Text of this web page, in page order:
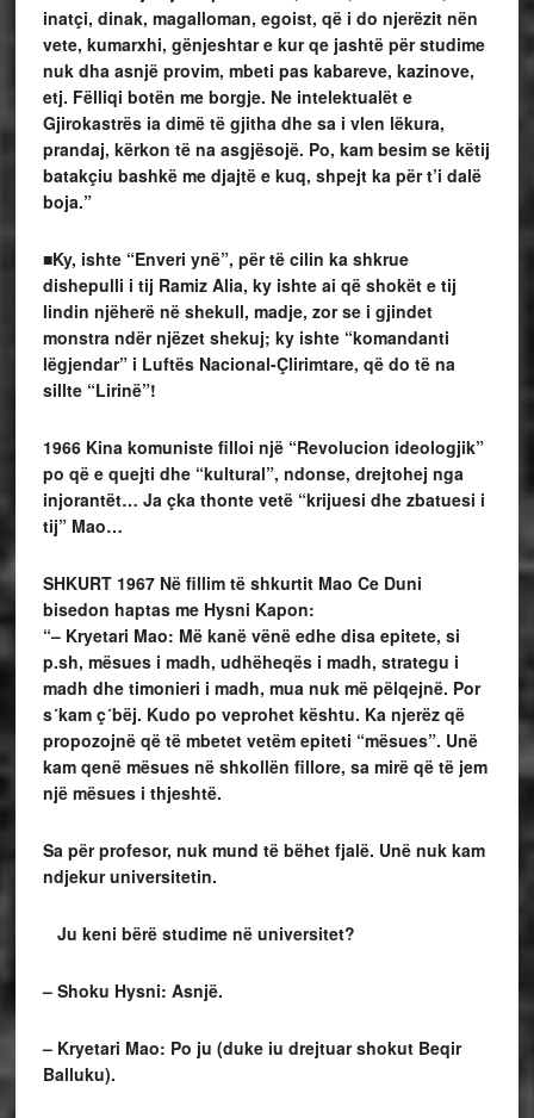
inatçi, dinak, magalloman, egoist, që i do njerëzit nën
vete, kumarxhi, gënjeshtar e kur qe jashtë për studime
nuk dha asnjë provim, mbeti pas kabareve, kazinove,
etj. Fëlliqi botën me borgje. Ne intelektualët e
Gjirokastrës ia dimë të gjitha dhe sa i vlen lëkura,
prandaj, kërkon të na asgjësojë. Po, kam besim se këtij
batakçiu bashkë me djajtë e kuq, shpejt ka për t’i dalë
boja.”
■Ky, ishte “Enveri ynë”, për të cilin ka shkrue
dishepulli i tij Ramiz Alia, ky ishte ai që shokët e tij
lindin njëherë në shekull, madje, zor se i gjindet
monstra ndër njëzet shekuj; ky ishte “komandanti
lëgjendar” i Luftës Nacional-Çlirimtare, që do të na
sillte “Lirinë”!
1966 Kina komuniste filloi një “Revolucion ideologjik”
po që e quejti dhe “kultural”, ndonse, drejtohej nga
injorantët… Ja çka thonte vetë “krijuesi dhe zbatuesi i
tij” Mao…
SHKURT 1967Në fillim të shkurtit Mao Ce Duni
bisedon haptas me Hysni Kapon:
“– Kryetari Mao: Më kanë vënë edhe disa epitete, si
p.sh, mësues i madh, udhëheqës i madh, strategu i
madh dhe timonieri i madh, mua nuk më pëlqejnë. Por
s´kam ç´bëj. Kudo po veprohet kështu. Ka njerëz që
propozojnë që të mbetet vetëm epiteti “mësues”. Unë
kam qenë mësues në shkollën fillore, sa mirë që të jem
një mësues i thjeshtë.
Sa për profesor, nuk mund të bëhet fjalë. Unë nuk kam
ndjekur universitetin.
Ju keni bërë studime në universitet?
– Shoku Hysni: Asnjë.
– Kryetari Mao: Po ju (duke iu drejtuar shokut Beqir
Balluku).